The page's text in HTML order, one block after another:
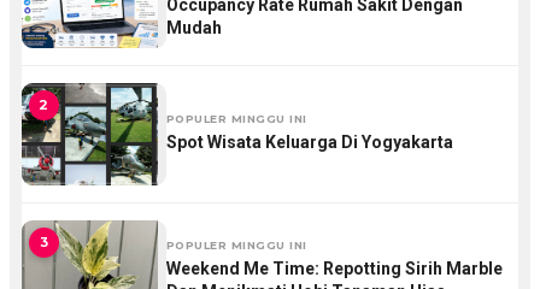
Occupancy Rate Rumah Sakit Dengan
Mudah
2
POPULER MINGGU INI
Spot Wisata Keluarga Di Yogyakarta
3 POPULER MINGGU INI
Weekend Me Time: Repotting Sirih Marble